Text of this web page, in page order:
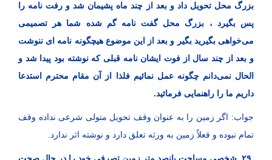
بزرگ محل تحویل داد و بعد از چند ماه پشیمان شد و رفت نامه را
پس بگیرد ، بزرگ محل گفت نامه گم شده شما هر تصمیمی
می‌خواهی بگیرید بگیر و بعد از این موضوع هیچگونه نامه ای ننوشت
و بعد از چند سال از فوت ایشان نامه قبلی که نوشته بود پیدا شد و
الحال نمی‌دانم چگونه عمل نمائیم فلذا از آن مقام محترم استدعا
داریم ما را راهنمایی فرمائید.
جواب: اگر زمین را به عنوان وقف تحویل متولی شرعی نداده وقف
تمام نبوده و فعلاً زمین به ورثه تعلق دارد و نوشته اثر ندارد.